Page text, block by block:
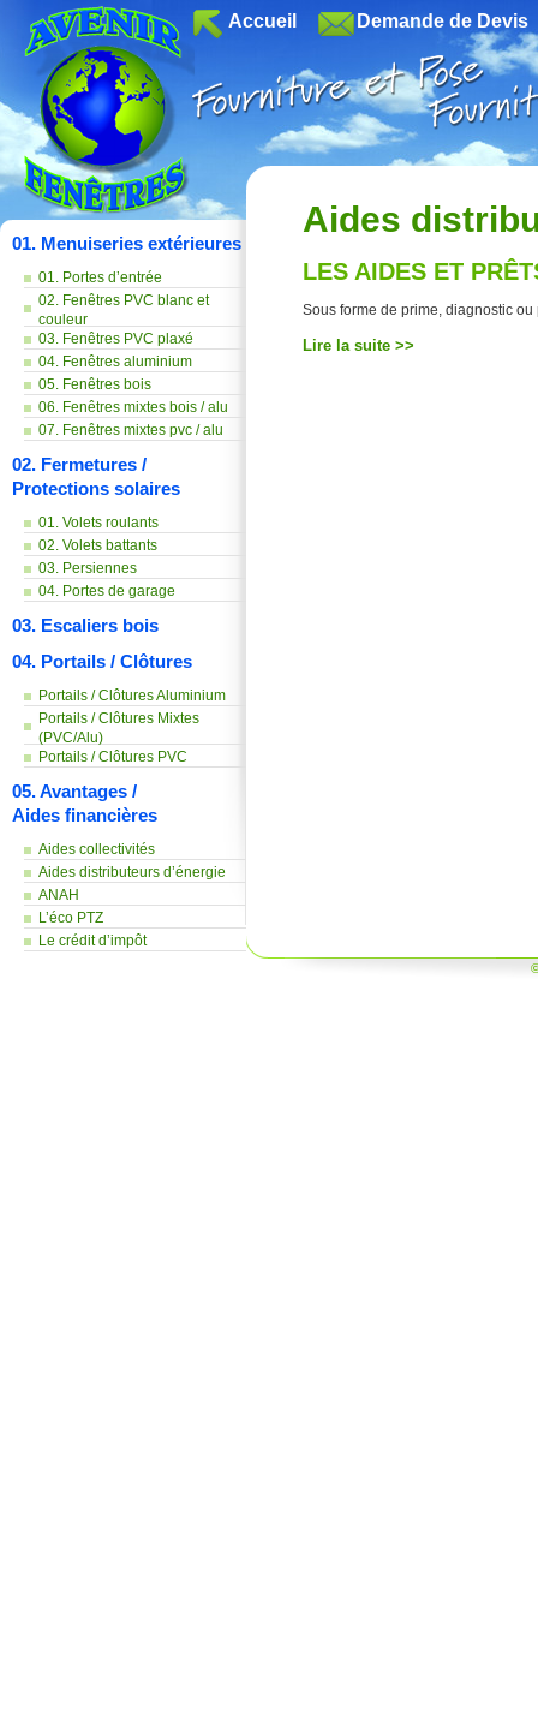
Accueil Demande de Devis
01. Menuiseries extérieures
01. Portes d’entrée
02. Fenêtres PVC blanc et
couleur
03. Fenêtres PVC plaxé
04. Fenêtres aluminium
05. Fenêtres bois
06. Fenêtres mixtes bois / alu
07. Fenêtres mixtes pvc / alu
02. Fermetures /
Protections solaires
01. Volets roulants
02. Volets battants
03. Persiennes
04. Portes de garage
03. Escaliers bois
04. Portails / Clôtures
Portails / Clôtures Aluminium
Portails / Clôtures Mixtes
(PVC/Alu)
Portails / Clôtures PVC
05. Avantages /
Aides financières
Aides collectivités
Aides distributeurs d’énergie
ANAH
L’éco PTZ
Le crédit d’impôt
Aides
LES AIDES ET
Sous forme de prime, diagnostic ou
Lire la suite >>